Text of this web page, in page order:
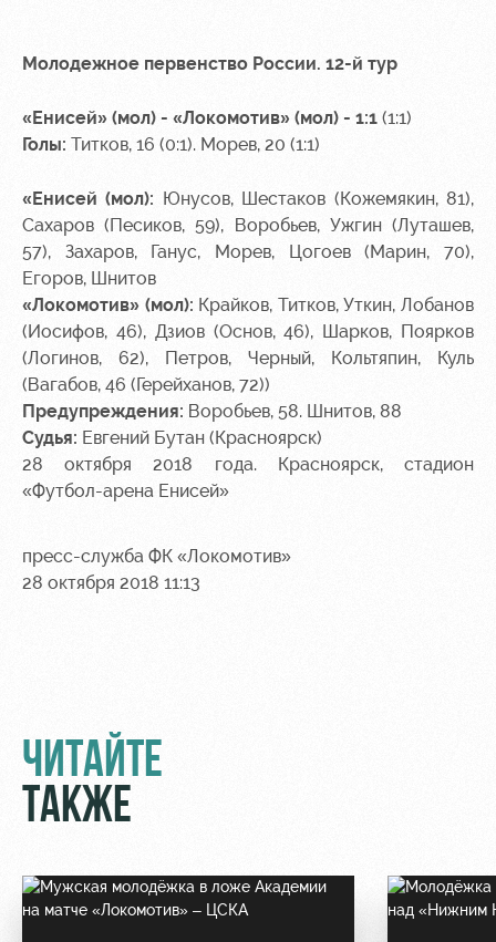
Молодежное первенство России. 12-й тур
«Енисей» (мол) - «Локомотив» (мол) - 1:1 (1:1)
Голы: Титков, 16 (0:1). Морев, 20 (1:1)
«Енисей (мол): Юнусов, Шестаков (Кожемякин, 81),
Сахаров (Песиков, 59), Воробьев, Ужгин (Луташев,
57), Захаров, Ганус, Морев, Цогоев (Марин, 70),
Егоров, Шнитов
«Локомотив» (мол): Крайков, Титков, Уткин, Лобанов
(Иосифов, 46), Дзиов (Основ, 46), Шарков, Поярков
(Логинов, 62), Петров, Черный, Кольтяпин, Куль
(Вагабов, 46 (Герейханов, 72))
Предупреждения: Воробьев, 58. Шнитов, 88
Судья: Евгений Бутан (Красноярск)
28 октября 2018 года. Красноярск, стадион
«Футбол-арена Енисей»
пресс-служба ФК «Локомотив»
28 октября 2018 11:13
ЧИТАЙТЕ
ТАКЖЕ